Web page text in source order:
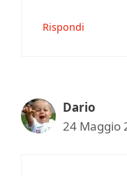
Rispondi
Dario
24 Maggio